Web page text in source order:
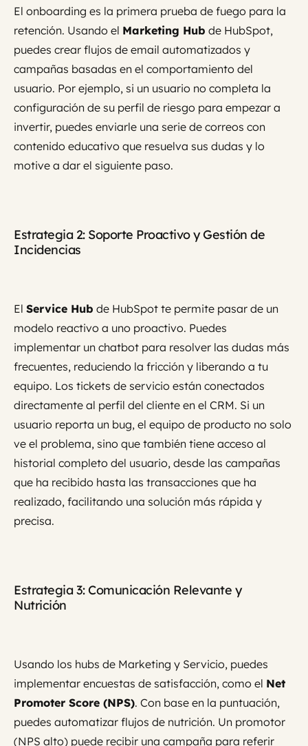
El onboarding es la primera prueba de fuego para la
retención. Usando el Marketing Hub de HubSpot,
puedes crear flujos de email automatizados y
campañas basadas en el comportamiento del
usuario. Por ejemplo, si un usuario no completa la
configuración de su perfil de riesgo para empezar a
invertir, puedes enviarle una serie de correos con
contenido educativo que resuelva sus dudas y lo
motive a dar el siguiente paso.
Estrategia 2: Soporte Proactivo y Gestión de
Incidencias
El Service Hub de HubSpot te permite pasar de un
modelo reactivo a uno proactivo. Puedes
implementar un chatbot para resolver las dudas más
frecuentes, reduciendo la fricción y liberando a tu
equipo. Los tickets de servicio están conectados
directamente al perfil del cliente en el CRM. Si un
usuario reporta un bug, el equipo de producto no solo
ve el problema, sino que también tiene acceso al
historial completo del usuario, desde las campañas
que ha recibido hasta las transacciones que ha
realizado, facilitando una solución más rápida y
precisa.
Estrategia 3: Comunicación Relevante y
Nutrición
Usando los hubs de Marketing y Servicio, puedes
implementar encuestas de satisfacción, como el Net
Promoter Score (NPS). Con base en la puntuación,
puedes automatizar flujos de nutrición. Un promotor
(NPS alto) puede recibir una campaña para referir